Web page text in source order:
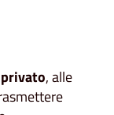
, alle